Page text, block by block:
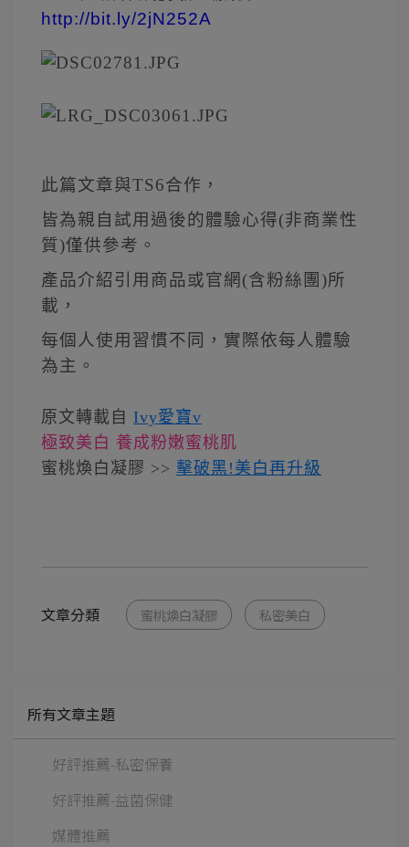
http://bit.ly/2jN252A
此篇文章與TS6合作，
皆為親自試用過後的體驗心得(非商業性
質)僅供參考。
產品介紹引用商品或官網(含粉絲團)所
載，
每個人使用習慣不同，實際依每人體驗
為主。
原文轉載自 Ivy愛寶v
極致美白 養成粉嫩蜜桃肌
蜜桃煥白凝膠 >> 擊破黑!美白再升級
文章分類 蜜桃煥白凝膠 私密美白
所有文章主題
好評推薦-私密保養
好評推薦-益菌保健
媒體推薦